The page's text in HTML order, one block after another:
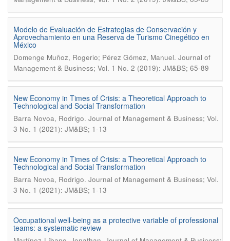
Modelo de Evaluación de Estrategias de Conservación y
Aprovechamiento en una Reserva de Turismo Cinegético en
México
Domenge Muñoz, Rogerio; Pérez Gómez, Manuel. Journal of
Management & Business; Vol. 1 No. 2 (2019): JM&BS; 65-89
New Economy in Times of Crisis: a Theoretical Approach to
Technological and Social Transformation
Barra Novoa, Rodrigo. Journal of Management & Business; Vol.
3 No. 1 (2021): JM&BS; 1-13
New Economy in Times of Crisis: a Theoretical Approach to
Technological and Social Transformation
Barra Novoa, Rodrigo. Journal of Management & Business; Vol.
3 No. 1 (2021): JM&BS; 1-13
Occupational well-being as a protective variable of professional
teams: a systematic review